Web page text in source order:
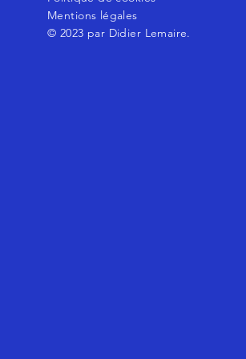
Mentions légales
© 2023 par Didier Lemaire.